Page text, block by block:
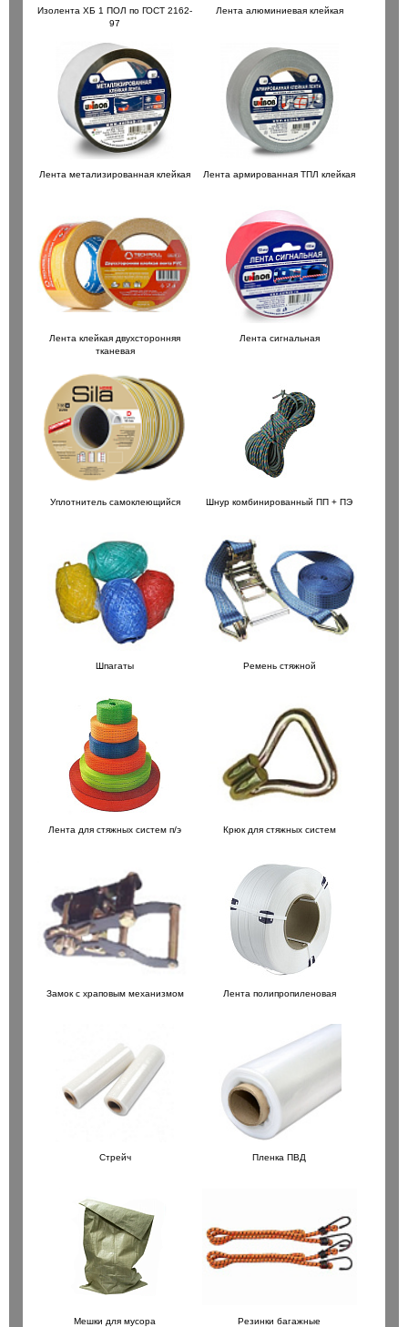
160 / Trijet
шт
В корзину
Бур SDS+ 8х 50/110 / Bionic
Изолента ХБ 1 ПОЛ по ГОСТ 2162-
97
Лента алюминиевая клейкая
Лента метализированная клейкая Лента армированная ТПЛ клейкая
Лента клейкая двухсторонняя
тканевая
Лента сигнальная
Уплотнитель самоклеющийся Шнур комбинированный ПП + ПЭ
Шпагаты Ремень стяжной
Лента для стяжных систем п/э Крюк для стяжных систем
Замок с храповым механизмом Лента полипропиленовая
Стрейч Пленка ПВД
Мешки для мусора Резинки багажные